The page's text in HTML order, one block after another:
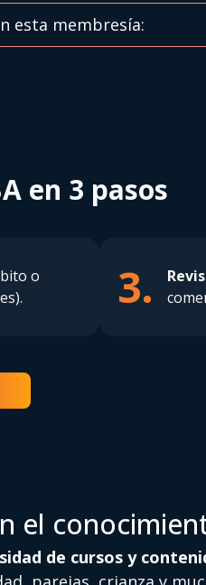
esta membresía:
en 3 pasos
o
3.
el
de cursos y